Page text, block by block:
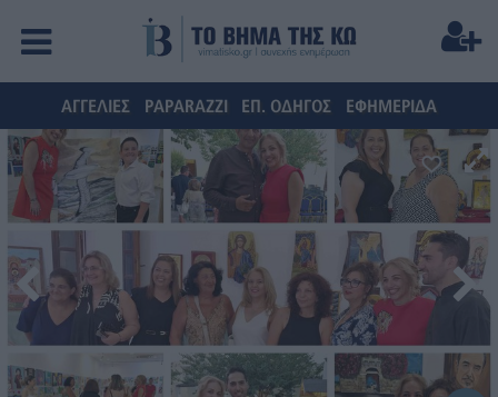
ΑΓΓΕΛΙΕΣ PAPARAZZI ΕΠ. ΟΔΗΓΟΣ ΕΦΗΜΕΡΙΔΑ